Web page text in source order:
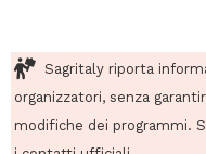
Sagritaly riporta
organizzatori, senza
modifiche dei programmi.